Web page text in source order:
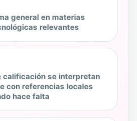
general en materias
relevantes
calificación se interpretan
con referencias locales
hace falta